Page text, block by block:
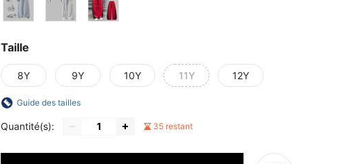
Taille
8Y 9Y 10Y 11Y 12Y
Guide des tailles
Quantité(s): 35 restant